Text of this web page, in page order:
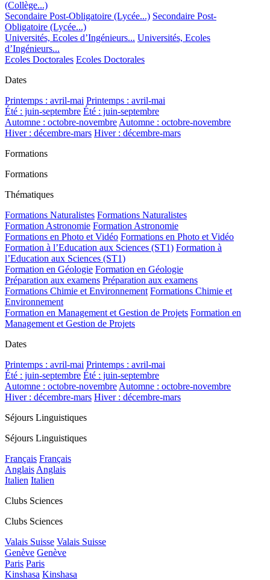
(Collège...)
Secondaire Post-Obligatoire (Lycée...) Secondaire Post-
Obligatoire (Lycée...)
Universités, Ecoles d’Ingénieurs... Universités, Ecoles
d’Ingénieurs...
Ecoles Doctorales Ecoles Doctorales
Dates
Printemps : avril-mai Printemps : avril-mai
Été : juin-septembre Été : juin-septembre
Automne : octobre-novembre Automne : octobre-novembre
Hiver : décembre-mars Hiver : décembre-mars
Formations
Formations
Thématiques
Formations Naturalistes Formations Naturalistes
Formation Astronomie Formation Astronomie
Formations en Photo et Vidéo Formations en Photo et Vidéo
Formation à l’Education aux Sciences (ST1) Formation à
l’Education aux Sciences (ST1)
Formation en Géologie Formation en Géologie
Préparation aux examens Préparation aux examens
Formations Chimie et Environnement Formations Chimie et
Environnement
Formation en Management et Gestion de Projets Formation en
Management et Gestion de Projets
Dates
Printemps : avril-mai Printemps : avril-mai
Été : juin-septembre Été : juin-septembre
Automne : octobre-novembre Automne : octobre-novembre
Hiver : décembre-mars Hiver : décembre-mars
Séjours Linguistiques
Séjours Linguistiques
Français Français
Anglais Anglais
Italien Italien
Clubs Sciences
Clubs Sciences
Valais Suisse Valais Suisse
Genève Genève
Paris Paris
Kinshasa Kinshasa